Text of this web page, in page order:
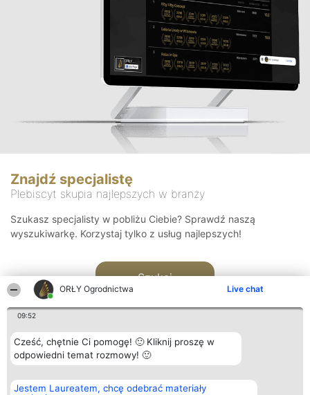
ORŁY Ogrodnictwa Live chat
09:52
Cześć, chętnie Ci pomogę! 🙂 Kliknij proszę w
odpowiedni temat rozmowy! 🙂
Jestem Laureatem, chcę odebrać materiały
Znajdź specjalistę
Plebiscyt skupia najlepszych w branży
Szukasz specjalisty w pobliżu Ciebie? Sprawdź naszą
wyszukiwarkę. Korzystaj tylko z usług najlepszych!
Szukaj
Organizator plebiscytu
Bright Side Solutions sp. z o.
Plebiscyt
Laureaci
Kontakt
Kontakt